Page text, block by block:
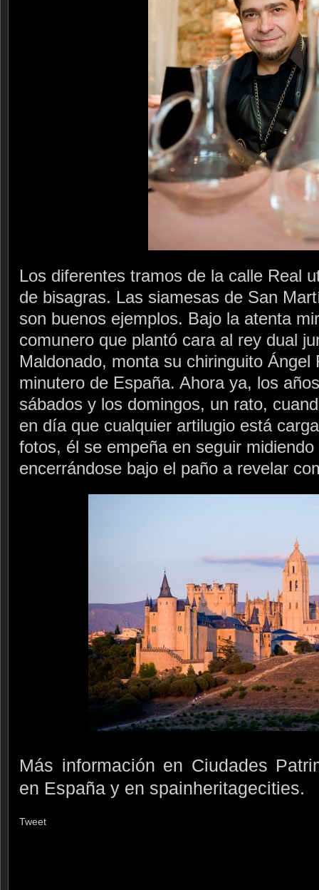
Los diferentes tramos de la calle Real
de bisagras. Las siamesas de San
son buenos ejemplos. Bajo la atenta
comunero que plantó cara al rey dual
Maldonado, monta su chiringuito Ángel
minutero de España. Ahora ya, los
sábados y los domingos, un rato,
en día que cualquier artilugio está
fotos, él se empeña en seguir
encerrándose bajo el paño a revelar
Más información en Ciudades
en España y en spainheritagecities.
Tweet